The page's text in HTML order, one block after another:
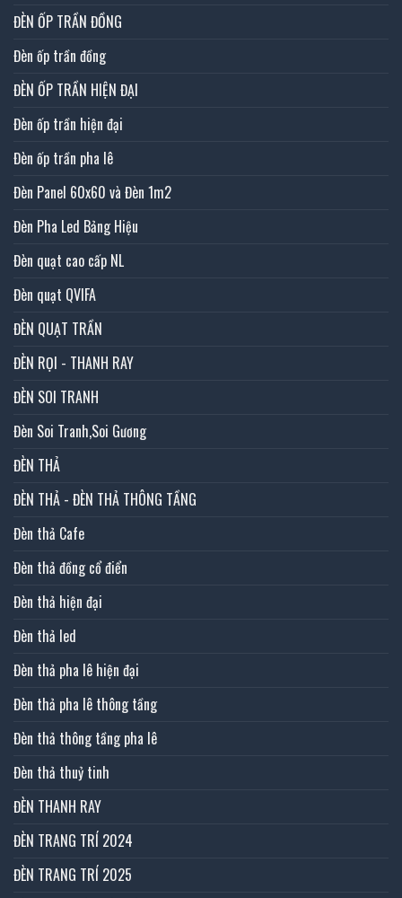
ĐÈN ỐP TRẦN ĐỒNG
Đèn ốp trần đồng
ĐÈN ỐP TRẦN HIỆN ĐẠI
Đèn ốp trần hiện đại
Đèn ốp trần pha lê
Đèn Panel 60x60 và Đèn 1m2
Đèn Pha Led Bảng Hiệu
Đèn quạt cao cấp NL
Đèn quạt QVIFA
ĐÈN QUẠT TRẦN
ĐÈN RỌI - THANH RAY
ĐÈN SOI TRANH
Đèn Soi Tranh,Soi Gương
ĐÈN THẢ
ĐÈN THẢ - ĐÈN THẢ THÔNG TẦNG
Đèn thả Cafe
Đèn thả đồng cổ điển
Đèn thả hiện đại
Đèn thả led
Đèn thả pha lê hiện đại
Đèn thả pha lê thông tầng
Đèn thả thông tầng pha lê
Đèn thả thuỷ tinh
ĐÈN THANH RAY
ĐÈN TRANG TRÍ 2024
ĐÈN TRANG TRÍ 2025